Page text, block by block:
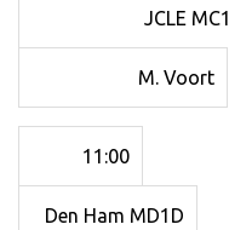
JCLE MC1
M. Voort
11:00
Den Ham MD1D